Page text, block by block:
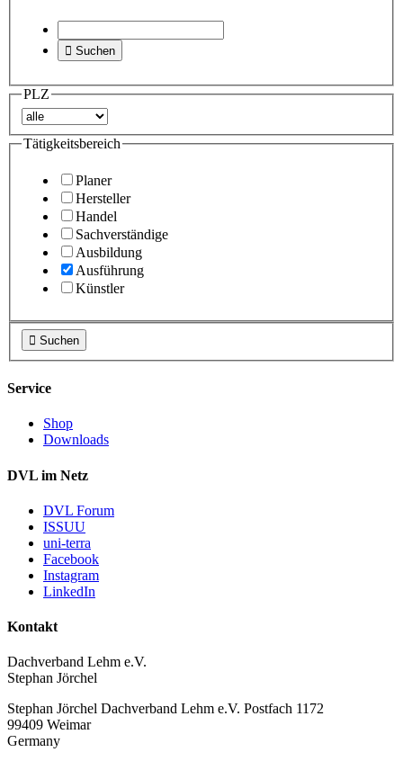
 Suchen
PLZ
Tätigkeitsbereich
Planer
Hersteller
Handel
Sachverständige
Ausbildung
Ausführung
Künstler
 Suchen
Service
Shop
Downloads
DVL im Netz
DVL Forum
ISSUU
uni-terra
Facebook
Instagram
LinkedIn
Kontakt
Dachverband Lehm e.V.
Stephan Jörchel
Stephan Jörchel Dachverband Lehm e.V. Postfach 1172
99409 Weimar
Germany